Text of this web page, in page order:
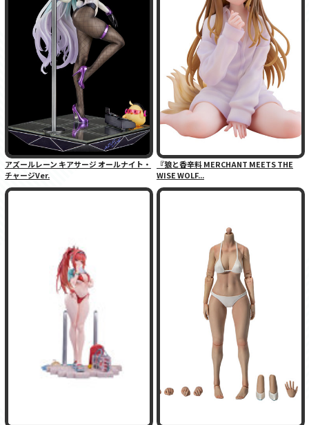
アズールレーン キアサージ オールナイト・
チャージVer.
『狼と香辛料 MERCHANT MEETS THE
WISE WOLF...